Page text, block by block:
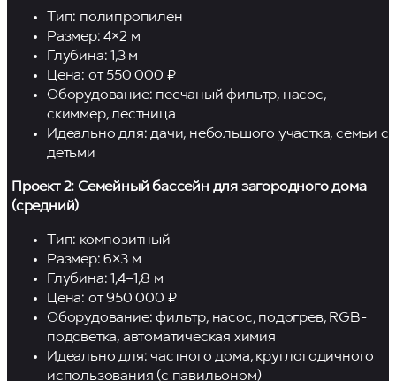
Тип: полипропилен
Размер: 4×2 м
Глубина: 1,3 м
Цена: от 550 000 ₽
Оборудование: песчаный фильтр, насос,
скиммер, лестница
Идеально для: дачи, небольшого участка, семьи с
детьми
Проект 2: Семейный бассейн для загородного дома
(средний)
Тип: композитный
Размер: 6×3 м
Глубина: 1,4–1,8 м
Цена: от 950 000 ₽
Оборудование: фильтр, насос, подогрев, RGB-
подсветка, автоматическая химия
Идеально для: частного дома, круглогодичного
использования (с павильоном)
+7 (988) 385-94-04
Telegram